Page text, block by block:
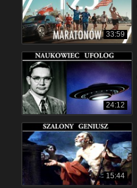
33:59
24:12
15:44